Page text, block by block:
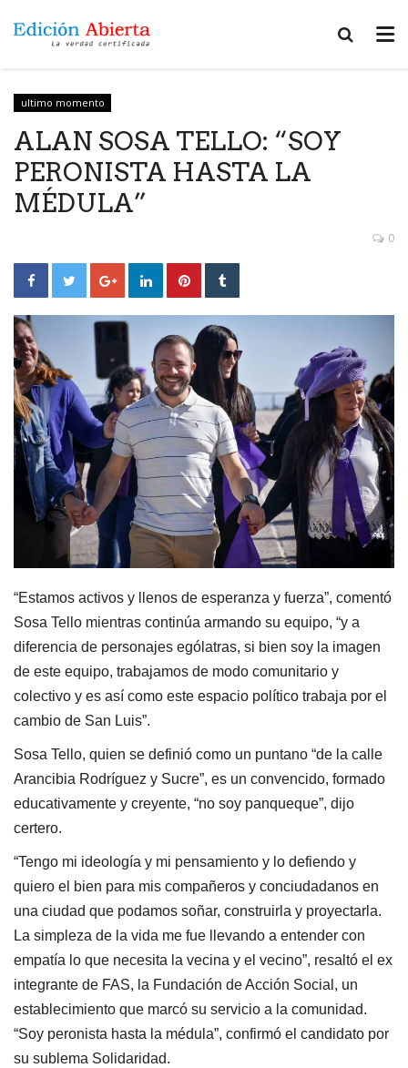
ultimo momento
ALAN SOSA TELLO: “SOY
PERONISTA HASTA LA
MÉDULA”
0
“Estamos activos y llenos de esperanza y fuerza”, comentó
Sosa Tello mientras continúa armando su equipo, “y a
diferencia de personajes ególatras, si bien soy la imagen
de este equipo, trabajamos de modo comunitario y
colectivo y es así como este espacio político trabaja por el
cambio de San Luis”.
Sosa Tello, quien se definió como un puntano “de la calle
Arancibia Rodríguez y Sucre”, es un convencido, formado
educativamente y creyente, “no soy panqueque”, dijo
certero.
“Tengo mi ideología y mi pensamiento y lo defiendo y
quiero el bien para mis compañeros y conciudadanos en
una ciudad que podamos soñar, construirla y proyectarla.
La simpleza de la vida me fue llevando a entender con
empatía lo que necesita la vecina y el vecino”, resaltó el ex
integrante de FAS, la Fundación de Acción Social, un
establecimiento que marcó su servicio a la comunidad.
“Soy peronista hasta la médula”, confirmó el candidato por
su sublema Solidaridad.